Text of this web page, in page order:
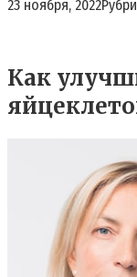
23 ноября, 2022
Как